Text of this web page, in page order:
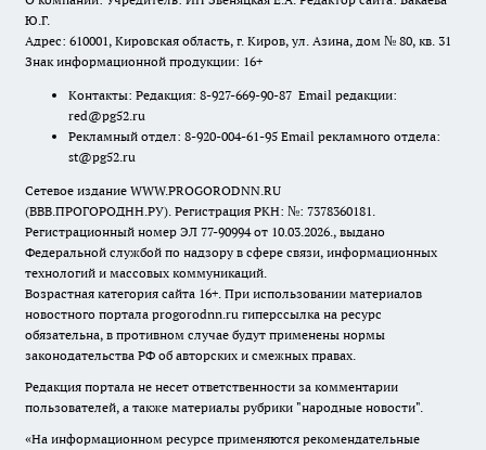
Ю.Г.
Адрес: 610001, Кировская область, г. Киров, ул. Азина, дом № 80, кв. 31
Знак информационной продукции: 16+
Контакты: Редакция: 8-927-669-90-87 Email редакции:
red@pg52.ru
Рекламный отдел: 8-920-004-61-95 Email рекламного отдела:
st@pg52.ru
Сетевое издание WWW.PROGORODNN.RU
(ВВВ.ПРОГОРОДНН.РУ). Регистрация РКН: №: 7378360181.
Регистрационный номер ЭЛ 77-90994 от 10.03.2026., выдано
Федеральной службой по надзору в сфере связи, информационных
технологий и массовых коммуникаций.
Возрастная категория сайта 16+. При использовании материалов
новостного портала progorodnn.ru гиперссылка на ресурс
обязательна, в противном случае будут применены нормы
законодательства РФ об авторских и смежных правах.
Редакция портала не несет ответственности за комментарии
пользователей, а также материалы рубрики "народные новости".
«На информационном ресурсе применяются рекомендательные